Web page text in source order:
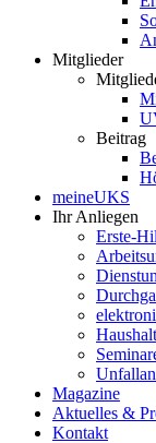
Mitglieder
Beitrag
meineUKS
Ihr Anliegen
Erste-
Magazine
Aktuelles &
Kontakt